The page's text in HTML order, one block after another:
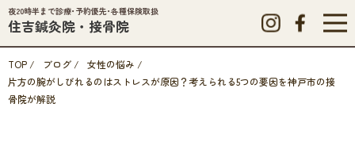
夜20時半まで診療･予約優先･各種保険取扱
住吉鍼灸院・接骨院
TOP / ブログ / 女性の悩み /
片方の腕がしびれるのはストレスが原因？考えられる5つの要因を神戸市の接
骨院が解説